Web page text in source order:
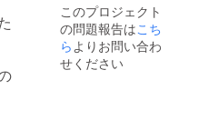
リター
ンも欲
しい方
は 別途
講演会
しま
す。 質
問につ
いても
ランチ
このプロジェクト
の問題報告はこち
ら よりお問い合わ
せください